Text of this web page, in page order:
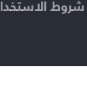
شروط